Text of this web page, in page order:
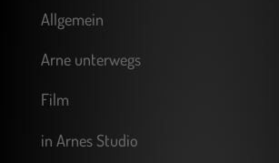
Allgemein
Arne unterwegs
Film
in Arnes Studio